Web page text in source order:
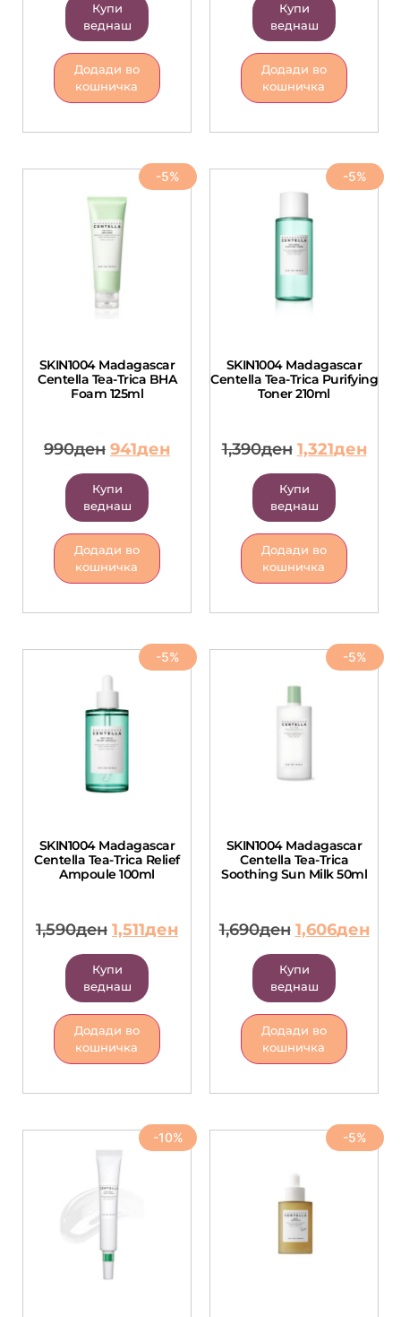
Купи
веднаш
Додади во
кошничка
Купи
веднаш
Додади во
кошничка
-5%
SKIN1004 Madagascar
Centella Tea-Trica BHA
Foam 125ml
990ден 941ден
Купи
веднаш
Додади во
кошничка
-5%
SKIN1004 Madagascar
Centella Tea-Trica Purifying
Toner 210ml
1,390ден 1,321ден
Купи
веднаш
Додади во
кошничка
-5%
SKIN1004 Madagascar
Centella Tea-Trica Relief
Ampoule 100ml
1,590ден 1,511ден
Купи
веднаш
Додади во
кошничка
-5%
SKIN1004 Madagascar
Centella Tea-Trica
Soothing Sun Milk 50ml
1,690ден 1,606ден
Купи
веднаш
Додади во
кошничка
-10% -5%